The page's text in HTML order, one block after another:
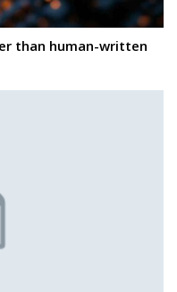
than human-written